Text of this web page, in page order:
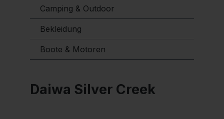
Camping & Outdoor
Bekleidung
Boote & Motoren
Daiwa Silver Creek